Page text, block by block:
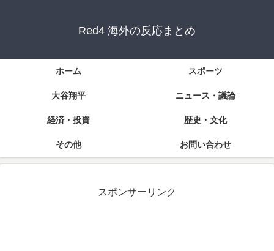
Red4 海外の反応まとめ
ホーム スポーツ
大谷翔平 ニュース・議論
経済・投資 歴史・文化
その他 お問い合わせ
スポンサーリンク